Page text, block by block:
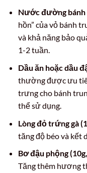
Nước đường bánh
hồn” của vỏ bánh
và khả năng bảo
1-2 tuần.
Dầu ăn hoặc dầu
thường được ưu
trưng cho bánh
thể sử dụng.
Lòng đỏ trứng gà
tăng độ béo và kết
Bơ đậu phộng
Tăng thêm hương